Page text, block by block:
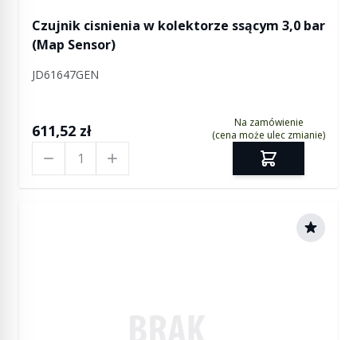
Czujnik cisnienia w kolektorze ssącym 3,0 bar
(Map Sensor)
JD61647GEN
611,52 zł
Na zamówienie
(cena może ulec zmianie)